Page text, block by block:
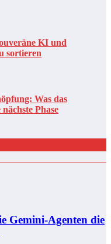
KI und
sortieren
Was das
Phase
Gemini-Agenten die